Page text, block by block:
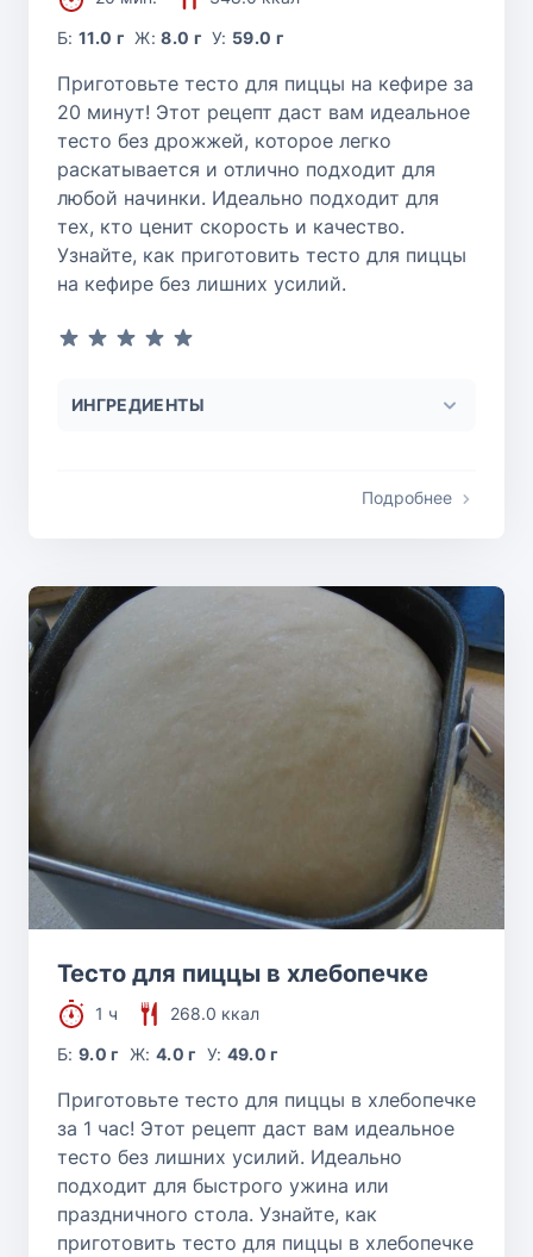
Б:11.0 г Ж:8.0 г У: 59.0 г
Приготовьте тесто для пиццы на кефире за
20 минут! Этот рецепт даст вам идеальное
тесто без дрожжей, которое легко
раскатывается и отлично подходит для
любой начинки. Идеально подходит для
тех, кто ценит скорость и качество.
Узнайте, как приготовить тесто для пиццы
на кефире без лишних усилий.
ИНГРЕДИЕНТЫ
Подробнее
Тесто для пиццы в хлебопечке
1 ч
268.0 ккал
Б:9.0 г Ж: 4.0 г У: 49.0 г
Приготовьте тесто для пиццы в хлебопечке
за 1 час! Этот рецепт даст вам идеальное
тесто без лишних усилий. Идеально
подходит для быстрого ужина или
праздничного стола. Узнайте, как
приготовить тесто для пиццы в хлебопечке